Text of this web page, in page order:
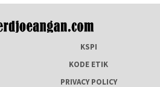
KSPI
KODE ETIK
PRIVACY POLICY